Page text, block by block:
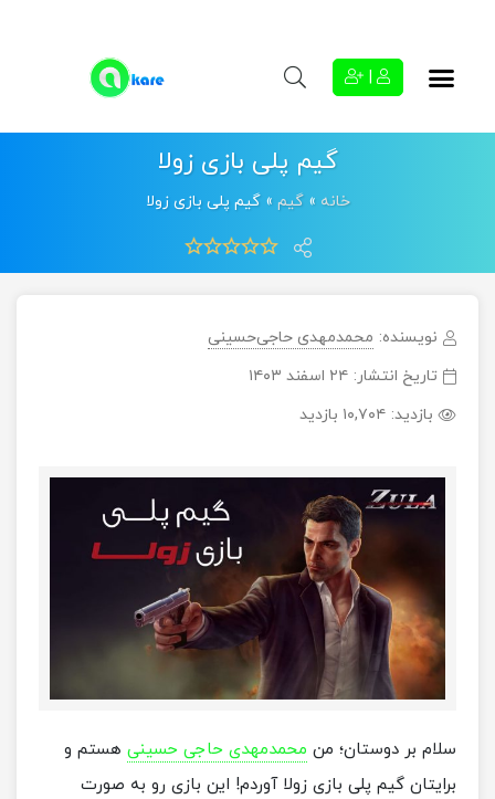
گیم پلی بازی زولا
خانه »گیم »گیم پلی بازی زولا
نویسنده: محمدمهدی حاجی‌حسینی
تاریخ انتشار: ۲۴ اسفند ۱۴۰۳
بازدید: ۱۰,۷۰۴ بازدید
سلام بر دوستان؛ من محمدمهدی حاجی حسینی هستم و
برایتان گیم پلی بازی زولا آوردم! این بازی رو به صورت